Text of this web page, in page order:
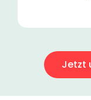
Jetzt